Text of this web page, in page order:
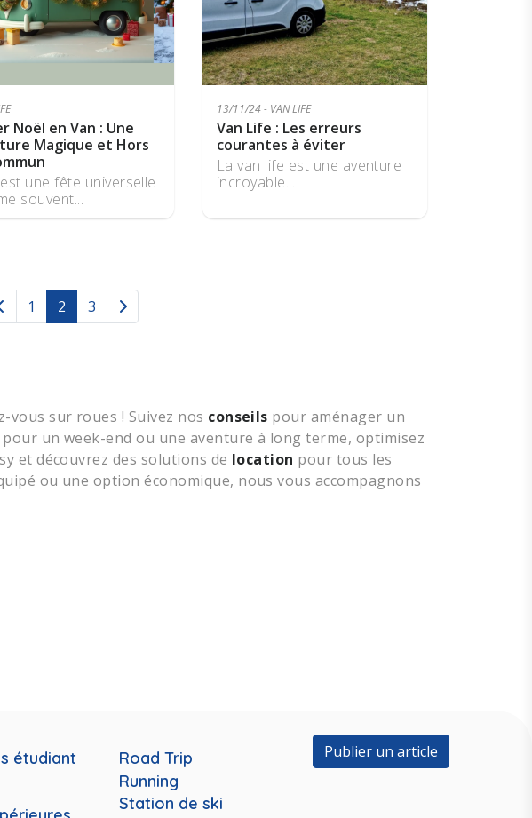
Noël en Van : Une
Magique et Hors
une fête universelle
souvent...
13/11/24 - VAN LIFE
Van Life : Les erreurs
courantes à éviter
La van life est une aventure
incroyable...
1
2
(current)
3
sur roues ! Suivez nos conseils pour aménager un
un week-end ou une aventure à long terme, optimisez
et découvrez des solutions de location pour tous les
ou une option économique, nous vous accompagnons
étudiant
Road Trip
Running
Station de ski
Publier un article